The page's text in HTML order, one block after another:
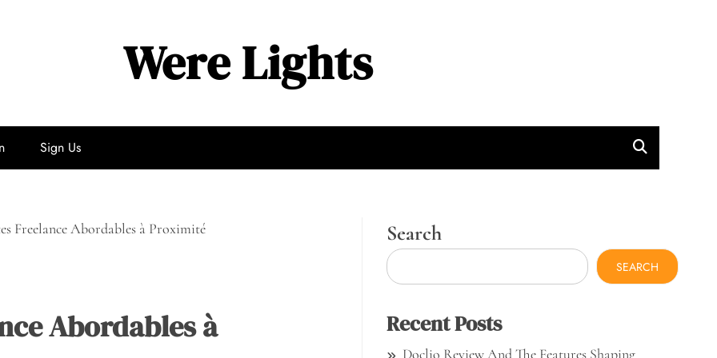
Were Lights
Sign Us
Freelance Abordables à Proximité
Abordables à
Search
SEARCH
Recent Posts
Doclio Review And The Features Shaping